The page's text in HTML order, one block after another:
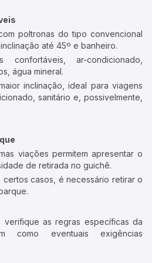
poltronas do tipo convencional
até 45º e banheiro.
confortáveis, ar-condicionado,
água mineral.
inclinação, ideal para viagens
sanitário e, possivelmente,
viações permitem apresentar o
de retirada no guichê.
certos casos, é necessário retirar o
verifique as regras específicas da
como eventuais exigências